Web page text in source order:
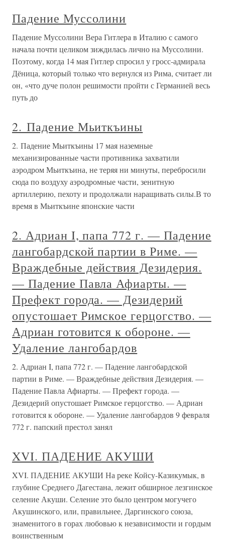
Падение Муссолини
Падение Муссолини Вера Гитлера в Италию с самого
начала почти целиком зиждилась лично на Муссолини.
Поэтому, когда 14 мая Гитлер спросил у гросс-адмирала
Дёница, который только что вернулся из Рима, считает ли
он, «что дуче полон решимости пройти с Германией весь
путь до
2. Падение Мьиткъины
2. Падение Мьиткъины 17 мая наземные
механизированные части противника захватили
аэродром Мьиткъина, не теряя ни минуты, перебросили
сюда по воздуху аэродромные части, зенитную
артиллерию, пехоту и продолжали наращивать силы.В то
время в Мьиткъине японские части
2. Адриан I, папа 772 г. — Падение
лангобардской партии в Риме. —
Враждебные действия Дезидерия.
— Падение Павла Афиарты. —
Префект города. — Дезидерий
опустошает Римское герцогство. —
Адриан готовится к обороне. —
Удаление лангобардов
2. Адриан I, папа 772 г. — Падение лангобардской
партии в Риме. — Враждебные действия Дезидерия. —
Падение Павла Афиарты. — Префект города. —
Дезидерий опустошает Римское герцогство. — Адриан
готовится к обороне. — Удаление лангобардов 9 февраля
772 г. папский престол занял
XVI. ПАДЕНИЕ АКУШИ
XVI. ПАДЕНИЕ АКУШИ На реке Койсу-Казикумык, в
глубине Среднего Дагестана, лежит обширное лезгинское
селение Акуши. Селение это было центром могучего
Акушинского, или, правильнее, Даргинского союза,
знаменитого в горах любовью к независимости и гордым
воинственным